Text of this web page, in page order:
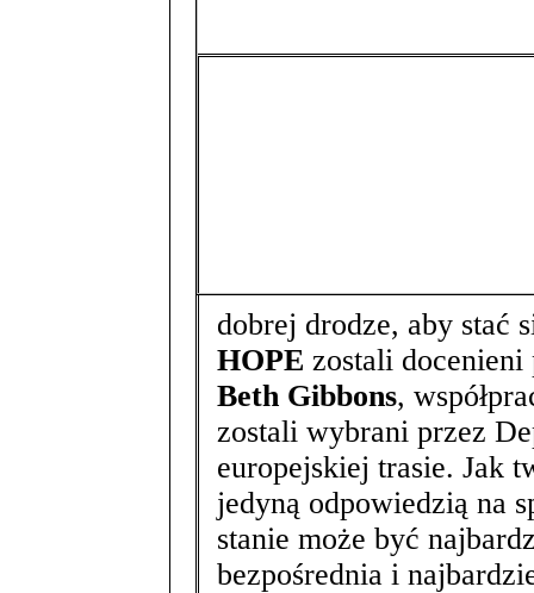
dobrej drodze, aby stać
HOPE zostali
Beth Gibbons,
zostali wybrani przez
europejskiej trasie. Jak
jedyną odpowiedzią na
stanie może być
bezpośrednia i